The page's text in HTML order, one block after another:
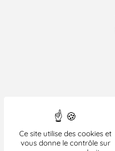
Ce site utilise des cookies et
vous donne le contrôle sur